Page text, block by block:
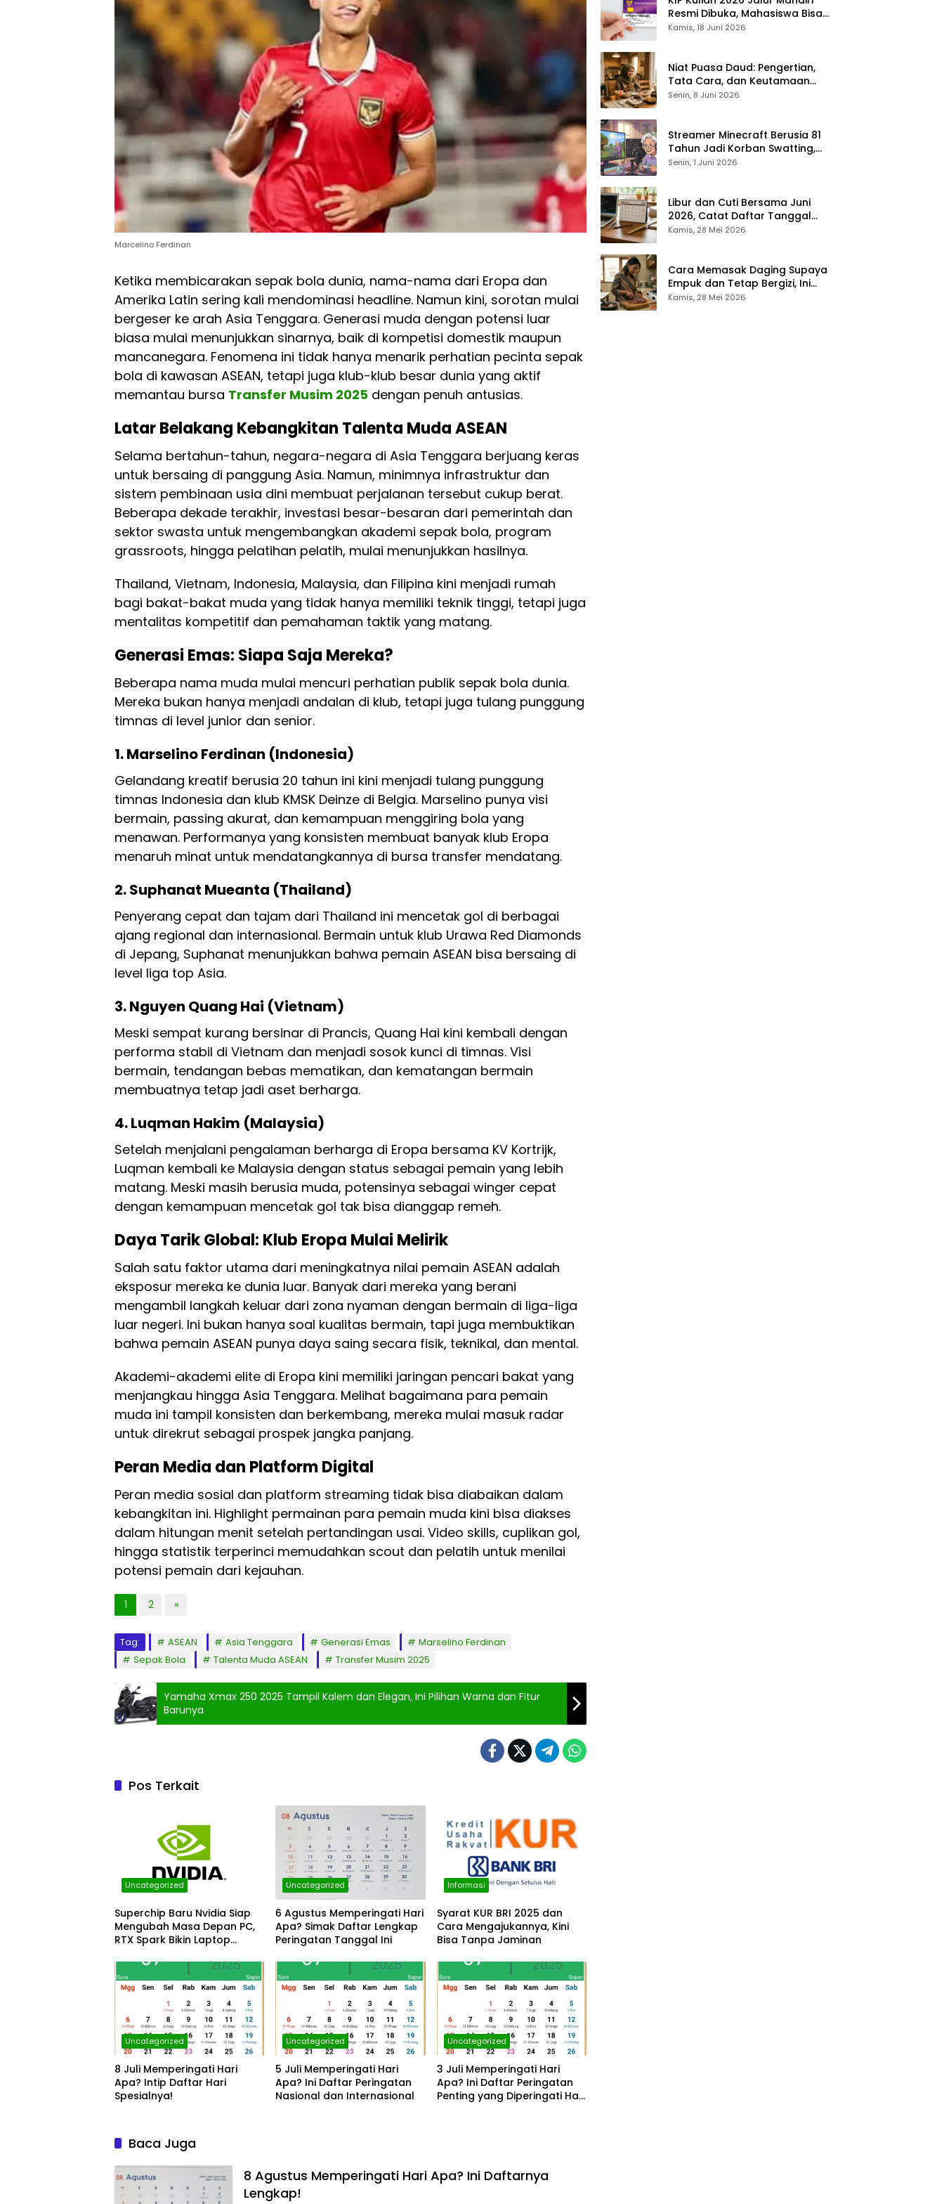
Marcelino Ferdinan
Ketika membicarakan sepak bola dunia, nama-nama dari Eropa dan
Amerika Latin sering kali mendominasi headline. Namun kini, sorotan mulai
bergeser ke arah Asia Tenggara. Generasi muda dengan potensi luar
biasa mulai menunjukkan sinarnya, baik di kompetisi domestik maupun
mancanegara. Fenomena ini tidak hanya menarik perhatian pecinta sepak
bola di kawasan ASEAN, tetapi juga klub-klub besar dunia yang aktif
memantau bursa Transfer Musim 2025 dengan penuh antusias.
Latar Belakang Kebangkitan Talenta Muda ASEAN
Selama bertahun-tahun, negara-negara di Asia Tenggara berjuang keras
untuk bersaing di panggung Asia. Namun, minimnya infrastruktur dan
sistem pembinaan usia dini membuat perjalanan tersebut cukup berat.
Beberapa dekade terakhir, investasi besar-besaran dari pemerintah dan
sektor swasta untuk mengembangkan akademi sepak bola, program
grassroots, hingga pelatihan pelatih, mulai menunjukkan hasilnya.
Thailand, Vietnam, Indonesia, Malaysia, dan Filipina kini menjadi rumah
bagi bakat-bakat muda yang tidak hanya memiliki teknik tinggi, tetapi juga
mentalitas kompetitif dan pemahaman taktik yang matang.
Generasi Emas: Siapa Saja Mereka?
Beberapa nama muda mulai mencuri perhatian publik sepak bola dunia.
Mereka bukan hanya menjadi andalan di klub, tetapi juga tulang punggung
timnas di level junior dan senior.
1. Marselino Ferdinan (Indonesia)
Gelandang kreatif berusia 20 tahun ini kini menjadi tulang punggung
timnas Indonesia dan klub KMSK Deinze di Belgia. Marselino punya visi
bermain, passing akurat, dan kemampuan menggiring bola yang
menawan. Performanya yang konsisten membuat banyak klub Eropa
menaruh minat untuk mendatangkannya di bursa transfer mendatang.
2. Suphanat Mueanta (Thailand)
Penyerang cepat dan tajam dari Thailand ini mencetak gol di berbagai
ajang regional dan internasional. Bermain untuk klub Urawa Red Diamonds
di Jepang, Suphanat menunjukkan bahwa pemain ASEAN bisa bersaing di
level liga top Asia.
3. Nguyen Quang Hai (Vietnam)
Meski sempat kurang bersinar di Prancis, Quang Hai kini kembali dengan
performa stabil di Vietnam dan menjadi sosok kunci di timnas. Visi
bermain, tendangan bebas mematikan, dan kematangan bermain
membuatnya tetap jadi aset berharga.
4. Luqman Hakim (Malaysia)
Setelah menjalani pengalaman berharga di Eropa bersama KV Kortrijk,
Luqman kembali ke Malaysia dengan status sebagai pemain yang lebih
matang. Meski masih berusia muda, potensinya sebagai winger cepat
dengan kemampuan mencetak gol tak bisa dianggap remeh.
Daya Tarik Global: Klub Eropa Mulai Melirik
Salah satu faktor utama dari meningkatnya nilai pemain ASEAN adalah
eksposur mereka ke dunia luar. Banyak dari mereka yang berani
mengambil langkah keluar dari zona nyaman dengan bermain di liga-liga
luar negeri. Ini bukan hanya soal kualitas bermain, tapi juga membuktikan
bahwa pemain ASEAN punya daya saing secara fisik, teknikal, dan mental.
Akademi-akademi elite di Eropa kini memiliki jaringan pencari bakat yang
menjangkau hingga Asia Tenggara. Melihat bagaimana para pemain
muda ini tampil konsisten dan berkembang, mereka mulai masuk radar
untuk direkrut sebagai prospek jangka panjang.
Peran Media dan Platform Digital
Peran media sosial dan platform streaming tidak bisa diabaikan dalam
kebangkitan ini. Highlight permainan para pemain muda kini bisa diakses
dalam hitungan menit setelah pertandingan usai. Video skills, cuplikan gol,
hingga statistik terperinci memudahkan scout dan pelatih untuk menilai
potensi pemain dari kejauhan.
1 2 »
Tag: ASEAN Asia Tenggara Generasi Emas
Marselino Ferdinan
Sepak Bola
Talenta Muda ASEAN Transfer Musim 2025
Yamaha Xmax 250 2025 Tampil Kalem dan Elegan, Ini Pilihan Warna dan Fitur
Barunya
Pos Terkait
Uncategorized
Superchip Baru Nvidia Siap
Mengubah Masa Depan PC,
RTX Spark Bikin Laptop
Uncategorized
6 Agustus Memperingati Hari
Apa? Simak Daftar Lengkap
Peringatan Tanggal Ini
Informasi
Syarat KUR BRI 2025 dan
Cara Mengajukannya, Kini
Bisa Tanpa Jaminan
Uncategorized
8 Juli Memperingati Hari
Apa? Intip Daftar Hari
Spesialnya!
Uncategorized
5 Juli Memperingati Hari
Apa? Ini Daftar Peringatan
Nasional dan Internasional
Uncategorized
3 Juli Memperingati Hari
Apa? Ini Daftar Peringatan
Penting yang Diperingati Hari
Baca Juga
8 Agustus Memperingati Hari Apa? Ini Daftarnya
Lengkap!
Resmi Dibuka, Mahasiswa Bisa
Dapat Bantuan hingga Rp1,4
Kamis, 18 Juni 2026
Niat Puasa Daud: Pengertian,
Tata Cara, dan Keutamaan
yang Perlu Diketahui Umat
Senin, 8 Juni 2026
Streamer Minecraft Berusia 81
Tahun Jadi Korban Swatting,
Polisi Kepung Rumah Saat
Senin, 1 Juni 2026
Libur dan Cuti Bersama Juni
2026, Catat Daftar Tanggal
Merah dan Long Weekendnya
Kamis, 28 Mei 2026
Cara Memasak Daging Supaya
Empuk dan Tetap Bergizi, Ini
Tipsnya
Kamis, 28 Mei 2026